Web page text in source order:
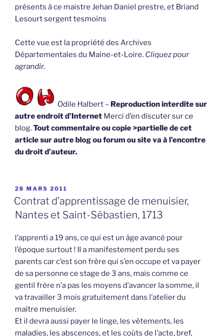
présents à ce maistre Jehan Daniel prestre, et Briand
Lesourt sergent tesmoins
Cette vue est la propriété des Archives
Départementales du Maine-et-Loire. Cliquez pour
agrandir.
Odile Halbert – Reproduction interdite sur
autre endroit d’Internet Merci d’en discuter sur ce
blog.Tout commentaire ou copie >partielle de cet
article sur autre blog ou forum ou site va à l’encontre
du droit d’auteur.
PUBLIÉ
LE
28 MARS 2011
Contrat d’apprentissage de menuisier,
Nantes et Saint-Sébastien, 1713
l’apprenti a 19 ans, ce qui est un âge avancé pour
l’époque surtout ! Il a manifestement perdu ses
parents car c’est son frère qui s’en occupe et va payer
de sa personne ce stage de 3 ans, mais comme ce
gentil frère n’a pas les moyens d’avancer la somme, il
va travailler 3 mois gratuitement dans l’atelier du
maître menuisier.
Et il devra aussi payer le linge, les vêtements, les
maladies, les abscences, et les coûts de l’acte, bref,